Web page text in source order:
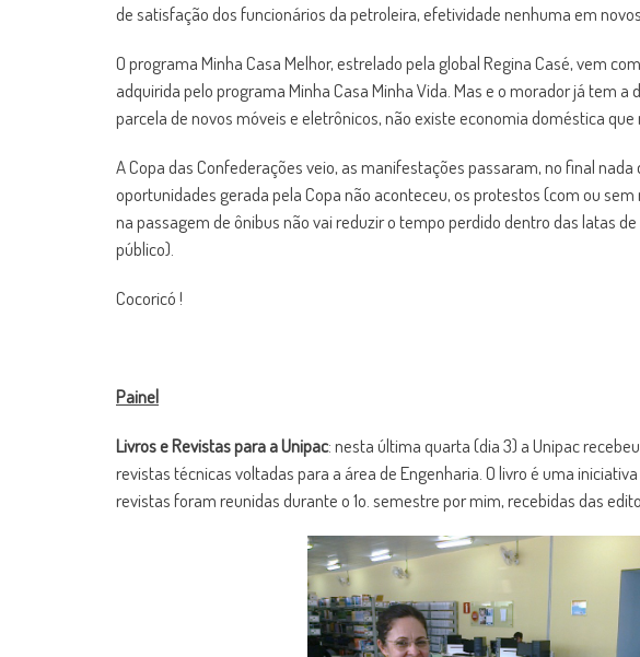
de satisfação dos funcionários da petroleira, efetividade nenhuma em
O programa Minha Casa Melhor, estrelado pela global Regina Casé, vem
adquirida pelo programa Minha Casa Minha Vida. Mas e o morador já tem
parcela de novos móveis e eletrônicos, não existe economia doméstica que
A Copa das Confederações veio, as manifestações passaram, no final
oportunidades gerada pela Copa não aconteceu, os protestos (com ou
na passagem de ônibus não vai reduzir o tempo perdido dentro das latas
público).
Cocoricó !
Painel
Livros e Revistas para a Unipac: nesta última quarta (dia 3) a Unipac
revistas técnicas voltadas para a área de Engenharia. O livro é uma
revistas foram reunidas durante o 1o. semestre por mim, recebidas das